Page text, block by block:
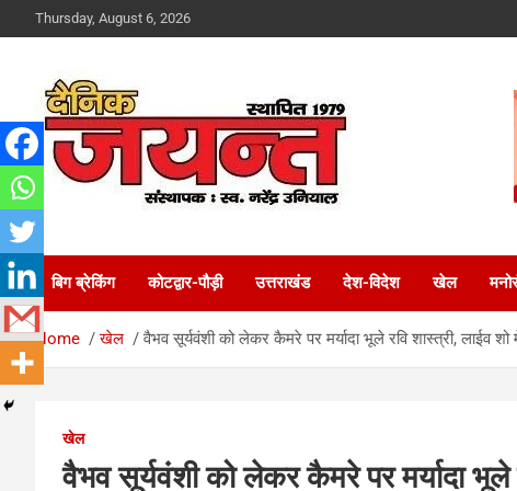
to
Thursday, August 6, 2026
Dainik Jayant
बिग ब्रेकिंग कोटद्वार-पौड़ी उत्तराखंड देश-विदेश खेल
Home खेल वैभव सूर्यवंशी को लेकर कैमरे पर मर्यादा भूले रवि शास्त्री, लाईव
खेल
वैभव सूर्यवंशी को लेकर कैमरे पर मर्यादा भूले